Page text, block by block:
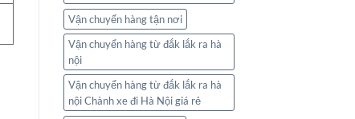
Vận chuyển hàng tận nơi
Vận chuyển hàng từ đắk lắk ra hà
nội
Vận chuyển hàng từ đắk lắk ra hà
nội Chành xe đi Hà Nội giá rẻ